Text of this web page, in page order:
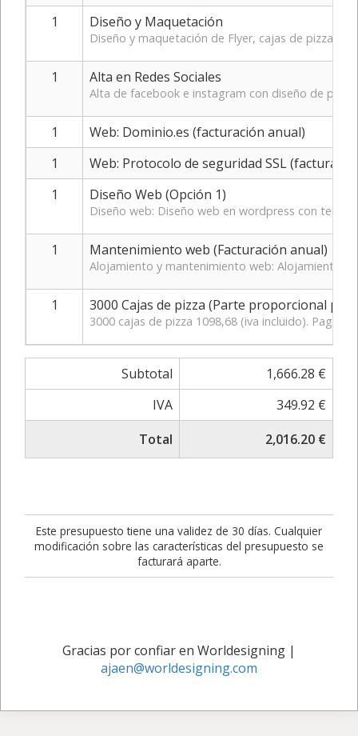
1
Diseño y Maquetación
Diseño y maquetación de Flyer, cajas de pizza,
1 Alta en Redes Sociales
Alta de facebook e instagram con diseño de
1
Web: Dominio.es (facturación anual)
1
Web: Protocolo de seguridad SSL
1
Diseño Web (Opción 1)
Diseño web: Diseño web en wordpress con tema
1 Mantenimiento web (Facturación anual)
Alojamiento y mantenimiento web: Alojamiento
1 3000 Cajas de pizza (Parte proporcional
3000 cajas de pizza 1098,68 (iva incluido).
Subtotal
1,666.28 €
IVA
349.92 €
Total
2,016.20 €
Este presupuesto tiene una validez de 30 días. Cualquier
modificación sobre las características del presupuesto se
facturará aparte.
Gracias por confiar en Worldesigning |
ajaen@worldesigning.com